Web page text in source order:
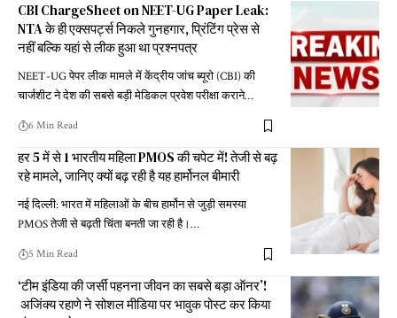
CBI ChargeSheet on NEET-UG Paper Leak:
NTA के ही एक्सपर्ट्स निकले गुनहगार, प्रिंटिंग प्रेस से
नहीं बल्कि यहां से लीक हुआ था प्रश्नपत्र
NEET-UG पेपर लीक मामले में केंद्रीय जांच ब्यूरो (CBI) की
चार्जशीट ने देश की सबसे बड़ी मेडिकल प्रवेश परीक्षा कराने…
6 Min Read
हर 5 में से 1 भारतीय महिला PMOS की चपेट में! तेजी से बढ़
रहे मामले, जानिए क्यों बढ़ रही है यह हार्मोनल बीमारी
नई दिल्ली: भारत में महिलाओं के बीच हार्मोन से जुड़ी समस्या
PMOS तेजी से बढ़ती चिंता बनती जा रही है।…
5 Min Read
‘टीम इंडिया की जर्सी पहनना जीवन का सबसे बड़ा ऑनर’!
अजिंक्य रहाणे ने सोशल मीडिया पर भावुक पोस्ट कर किया